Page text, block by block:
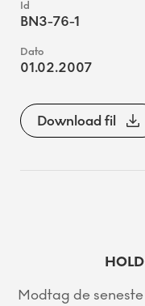
BN3-76-1
01.02.2007
Download fil
Modtag de